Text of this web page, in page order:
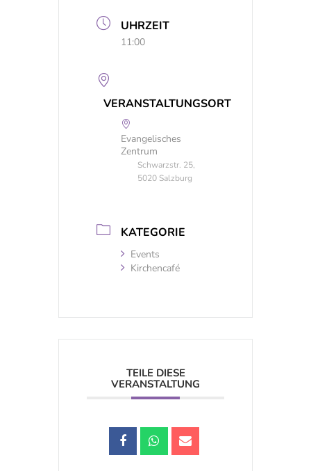
UHRZEIT
11:00
VERANSTALTUNGSORT
Evangelisches
Zentrum
Schwarzstr. 25,
5020 Salzburg
KATEGORIE
Events
Kirchencafé
TEILE DIESE
VERANSTALTUNG